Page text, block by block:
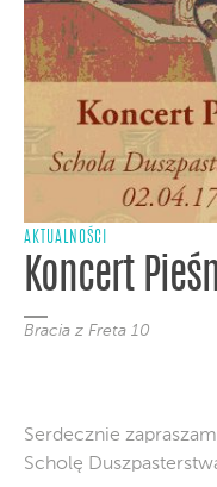
AKTUALNOŚCI
Koncert
Bracia z Freta 10
Serdecznie
Scholę